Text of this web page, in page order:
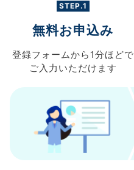
STEP.1
無料お申込み
登録フォームから 1分ほどで
ご入力 いただけます